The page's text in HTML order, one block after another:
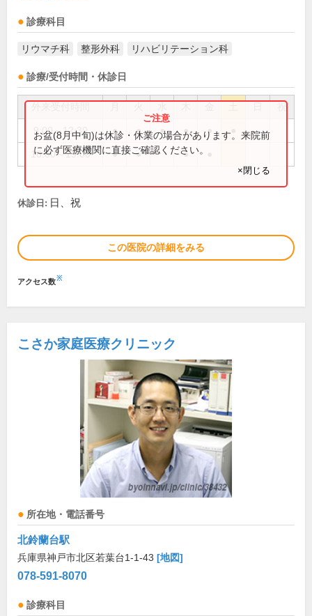
診療科目
リウマチ科 整形外科 リハビリテーション科
診療/受付時間・休診日
祝
9:00～12:30 ● ● ● ● ●
16:00～19:00 ● ● ●
お盆(8月中旬)は休診・休業の場合があります。来院前
に必ず医療機関に直接ご確認ください。
×閉じる
休診日: 日、祝
この医院の詳細をみる
アクセス数※
こさか家庭医療クリニック
所在地・電話番号
北鈴蘭台駅
兵庫県神戸市北区若葉台1-1-43 [地図]
078-591-8070
診療科目